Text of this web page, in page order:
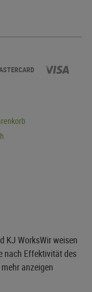
KJ WorksWir weisen
nach Effektivität des
mehr anzeigen